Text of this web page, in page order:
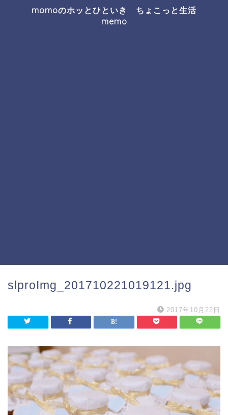
momoのホッとひといき ちょこっと生活
memo
slproImg_201710221019121.jpg
2017年10月22日